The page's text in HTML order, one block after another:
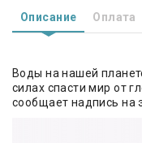
Описание Оплата
Воды на нашей
силах спасти мир от
сообщает надпись на